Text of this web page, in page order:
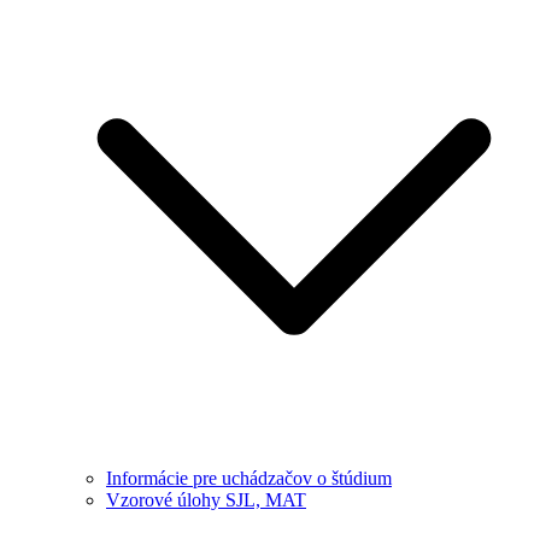
Informácie pre uchádzačov o štúdium
Vzorové úlohy SJL, MAT